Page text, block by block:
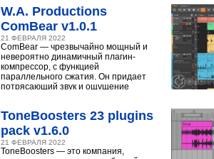
W.A. Productions
ComBear v1.0.1
21 ФЕВРАЛЯ 2022
ComBear — чрезвычайно мощный и
невероятно динамичный плагин-
компрессор, с функцией
параллельного сжатия. Он придает
потрясающий звук и ощущение
ToneBoosters 23 plugins
pack v1.6.0
21 ФЕВРАЛЯ 2022
ToneBoosters — это компания,